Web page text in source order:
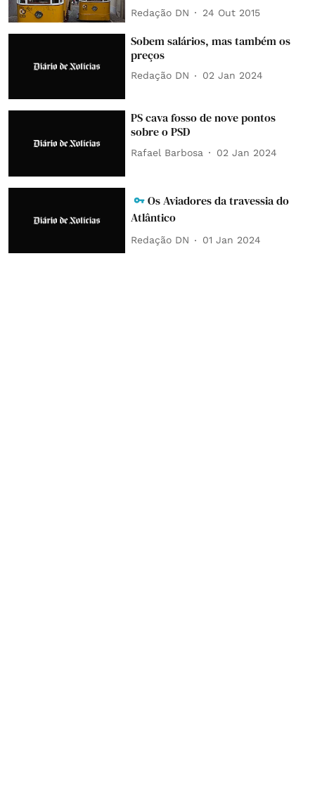
Redação DN 24 Out 2015
Sobem salários, mas também os
preços
Redação DN 02 Jan 2024
PS cava fosso de nove pontos
sobre o PSD
Rafael Barbosa 02 Jan 2024
Os Aviadores da travessia do
Atlântico
Redação DN 01 Jan 2024